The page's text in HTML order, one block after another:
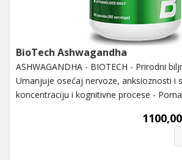
BioTech Ashwagandha
ASHWAGANDHA - BIOTECH - Prirodni
Umanjuje osećaj nervoze, anksioznosti i
koncentraciju i kognitivne procese -